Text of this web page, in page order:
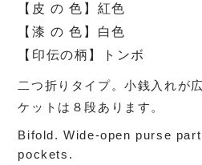
【皮 の 色】紅色
【漆 の 色】白色
【印伝の柄】トンボ
二つ折りタイプ。小銭入れが
ケットは８段あります。
Bifold. Wide-open purse
pockets.